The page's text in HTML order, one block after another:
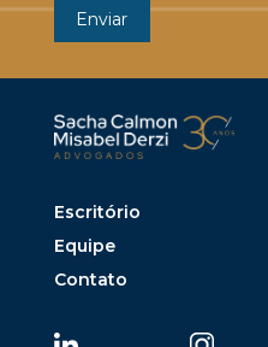
Escritório
Equipe
Contato